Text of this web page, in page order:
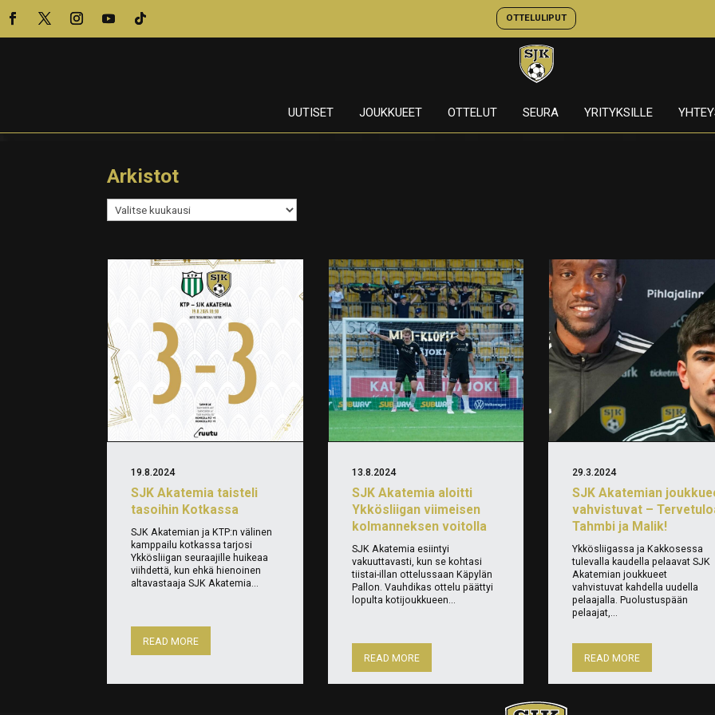
OTTELULIPUT
UUTISET JOUKKUEET OTTELUT SEURA YRITYKSILLE
Arkistot
Arkistot
SJK Akatemia taisteli
tasoihin Kotkassa
19.8.2024
SJK Akatemian ja KTP:n välinen
kamppailu kotkassa tarjosi
Ykkösliigan seuraajille huikeaa
viihdettä, kun ehkä hienoinen
altavastaaja SJK Akatemia...
READ MORE
SJK Akatemia aloitti
Ykkösliigan viimeisen
kolmanneksen voitolla
13.8.2024
SJK Akatemia esiintyi
vakuuttavasti, kun se kohtasi
tiistai-illan ottelussaan Käpylän
Pallon. Vauhdikas ottelu päättyi
lopulta kotijoukkueen...
READ MORE
SJK Akatemian
vahvistuvat –
Tahmbi ja Malik!
29.3.2024
Ykkösliigassa ja Kakkosessa
tulevalla kaudella pelaavat SJK
Akatemian joukkueet
vahvistuvat kahdella uudella
pelaajalla. Puolustuspään
pelaajat,...
READ MORE